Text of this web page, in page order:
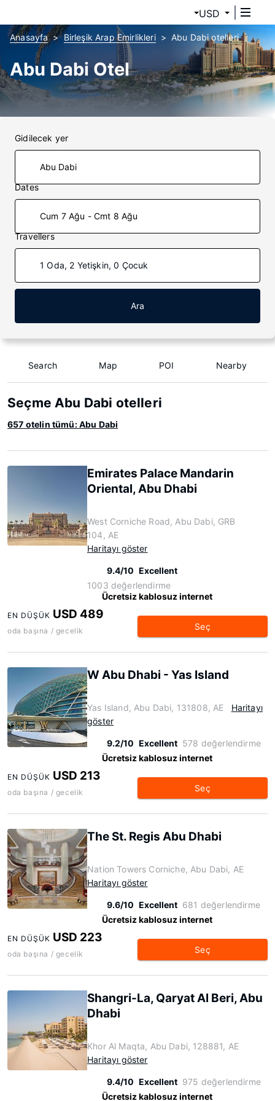
USD
Anasayfa Birleşik Arap Emirlikleri Abu Dabi otelleri
Abu Dabi Otel
Gidilecek yer
Dates
Cum 7 Ağu - Cmt 8 Ağu
Travellers
1 Oda, 2 Yetişkin, 0 Çocuk
Ara
Search Map POI Nearby
Seçme Abu Dabi otelleri
657 otelin tümü: Abu Dabi
Emirates Palace Mandarin
Oriental, Abu Dhabi
West Corniche Road, Abu Dabi, GRB
104, AE
Haritayı göster
9.4/10 Excellent
1003 değerlendirme
Ücretsiz kablosuz internet
EN DÜŞÜK USD 489
oda başına / gecelik Seç
W Abu Dhabi - Yas Island
Yas Island, Abu Dabi, 131808, AE
Haritayı
göster
9.2/10 Excellent 578 değerlendirme
Ücretsiz kablosuz internet
EN DÜŞÜK USD 213
oda başına / gecelik Seç
The St. Regis Abu Dhabi
Nation Towers Corniche, Abu Dabi, AE
Haritayı göster
9.6/10 Excellent 681 değerlendirme
Ücretsiz kablosuz internet
EN DÜŞÜK USD 223
oda başına / gecelik Seç
Shangri-La, Qaryat Al Beri, Abu
Dhabi
Khor Al Maqta, Abu Dabi, 128881, AE
Haritayı göster
9.4/10 Excellent 975 değerlendirme
Ücretsiz kablosuz internet